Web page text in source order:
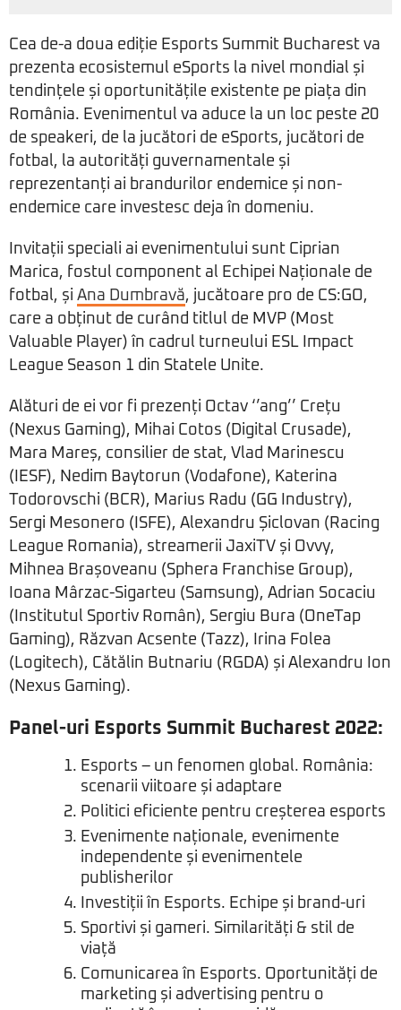
Cea de-a doua ediție Esports Summit Bucharest va
prezenta ecosistemul eSports la nivel mondial și
tendințele și oportunitățile existente pe piața din
România. Evenimentul va aduce la un loc peste 20
de speakeri, de la jucători de eSports, jucători de
fotbal, la autorități guvernamentale și
reprezentanți ai brandurilor endemice și non-
endemice care investesc deja în domeniu.
Invitații speciali ai evenimentului sunt Ciprian
Marica, fostul component al Echipei Naționale de
fotbal, și Ana Dumbravă, jucătoare pro de CS:GO,
care a obținut de curând titlul de MVP (Most
Valuable Player) în cadrul turneului ESL Impact
League Season 1 din Statele Unite.
Alături de ei vor fi prezenți Octav ‘’ang’’ Crețu
(Nexus Gaming), Mihai Cotos (Digital Crusade),
Mara Mareș, consilier de stat, Vlad Marinescu
(IESF), Nedim Baytorun (Vodafone), Katerina
Todorovschi (BCR), Marius Radu (GG Industry),
Sergi Mesonero (ISFE), Alexandru Șiclovan (Racing
League Romania), streamerii JaxiTV și Ovvy,
Mihnea Brașoveanu (Sphera Franchise Group),
Ioana Mârzac-Sigarteu (Samsung), Adrian Socaciu
(Institutul Sportiv Român), Sergiu Bura (OneTap
Gaming), Răzvan Acsente (Tazz), Irina Folea
(Logitech), Cătălin Butnariu (RGDA) și Alexandru Ion
(Nexus Gaming).
Panel-uri Esports Summit Bucharest 2022:
Esports – un fenomen global. România:
scenarii viitoare și adaptare
Politici eficiente pentru creșterea esports
Evenimente naționale, evenimente
independente și evenimentele
publisherilor
Investiții în Esports. Echipe și brand-uri
Sportivi și gameri. Similarități & stil de
viață
Comunicarea în Esports. Oportunități de
marketing și advertising pentru o